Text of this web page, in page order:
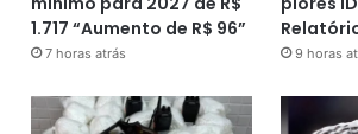
1.717 “Aumento de R$ 96”
7 horas atrás 9 horas